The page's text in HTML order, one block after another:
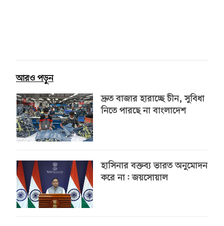
আরও পড়ুন
দ্রুত বাজার হারাচ্ছে চীন, সুবিধা
নিতে পারছে না বাংলাদেশ
হাসিনার বক্তব্য ভারত অনুমোদন
করে না: জয়সোয়াল